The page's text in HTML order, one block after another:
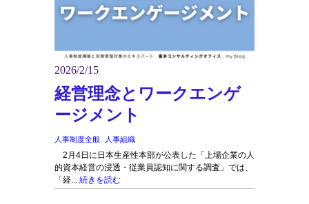
2026/2/15
経営理念とワークエンゲ
ージメント
人事制度全般 人事組織
2月4日に日本生産性本部が公表した「上場企業の人
的資本経営の浸透・従業員認知に関する調査」では、
「経... 続きを読む